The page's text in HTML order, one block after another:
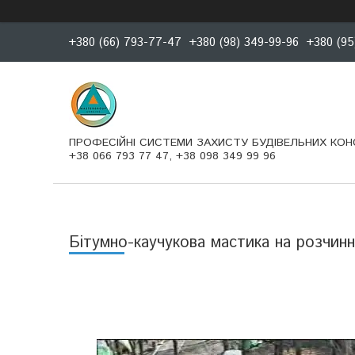
+380 (66) 793-77-47 +380 (98) 349-99-96 +380
ПРОФЕСІЙНІ СИСТЕМИ ЗАХИСТУ БУДІВЕЛЬНИХ
+38 066 793 77 47, +38 098 349 99 96
Бітумно-каучукова мастика на